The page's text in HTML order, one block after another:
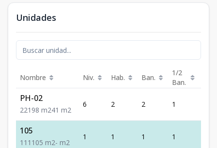
Unidades
Nombre Niv. Hab. Ban.
1/2
Ban.
PH-02
221 98 m241 m2
6 2 2 1
105
1 1 1 105 m2- m2
1 1 1 1